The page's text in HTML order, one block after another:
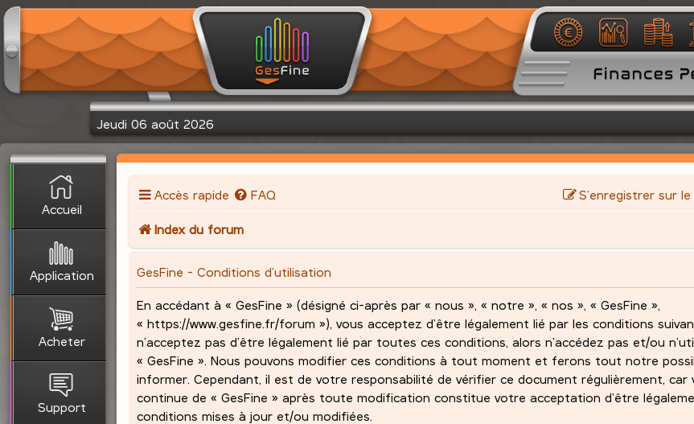
Jeudi 06 août 2026
Accueil
Application
Acheter
Support
Accès rapide FAQ S’enregistrer sur
Index du forum
GesFine - Conditions d’utilisation
En accédant à « GesFine » (désigné ci-après par « nous », « notre », « nos », « GesFine »,
« https://www.gesfine.fr/forum »), vous acceptez d’être légalement lié par les conditions
n’acceptez pas d’être légalement lié par toutes ces conditions, alors n’accédez pas et/ou
« GesFine ». Nous pouvons modifier ces conditions à tout moment et ferons tout notre
informer. Cependant, il est de votre responsabilité de vérifier ce document régulièrement,
continue de « GesFine » après toute modification constitue votre acceptation d’être
conditions mises à jour et/ou modifiées.